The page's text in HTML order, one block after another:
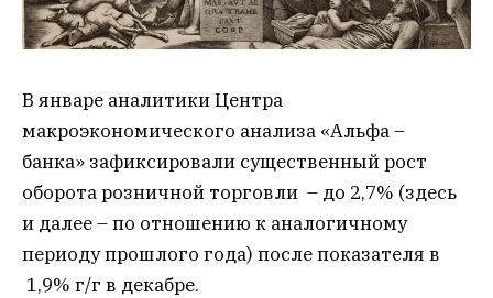
В январе аналитики Центра
макроэкономического анализа «Альфа –
банка» зафиксировали существенный рост
оборота розничной торговли – до 2,7% (здесь
и далее – по отношению к аналогичному
периоду прошлого года) после показателя в
1,9% г/г в декабре.